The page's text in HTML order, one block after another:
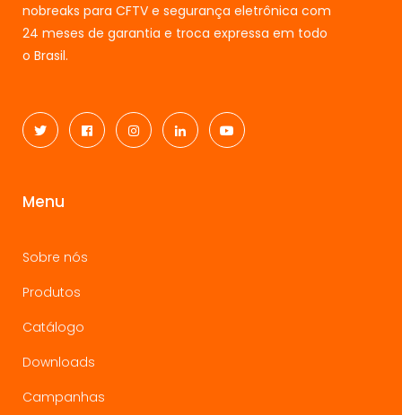
nobreaks para CFTV e segurança eletrônica com
24 meses de garantia e troca expressa em todo
o Brasil.
Menu
Sobre nós
Produtos
Catálogo
Downloads
Campanhas